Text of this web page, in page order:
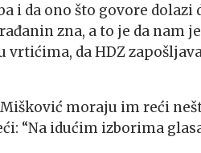
i da ono što govore
zna, a to je da nam
vrtićima, da HDZ
moraju im reći
“Na idućim izborima